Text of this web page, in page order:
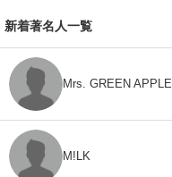
新着著名人一覧
Mrs. GREEN APPLE
M!LK